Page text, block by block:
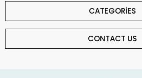
CATEGORİES
CONTACT US